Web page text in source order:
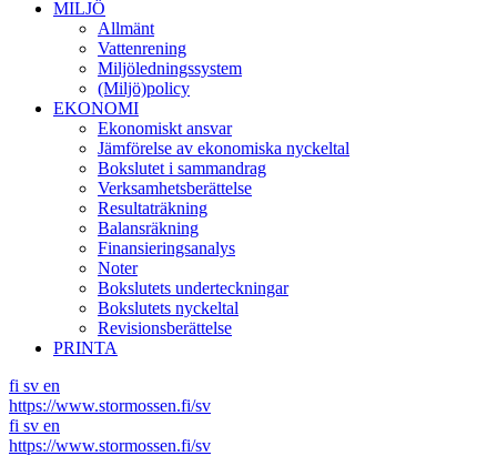
MILJÖ
Allmänt
Vattenrening
Miljöledningssystem
(Miljö)policy
EKONOMI
Ekonomiskt ansvar
Jämförelse av ekonomiska nyckeltal
Bokslutet i sammandrag
Verksamhetsberättelse
Resultaträkning
Balansräkning
Finansieringsanalys
Noter
Bokslutets underteckningar
Bokslutets nyckeltal
Revisionsberättelse
PRINTA
fi sv en
https://www.stormossen.fi/sv
fi sv en
https://www.stormossen.fi/sv